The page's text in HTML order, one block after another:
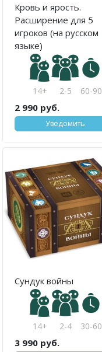
Кровь и ярость.
Расширение для 5
игроков (на русском
языке)
14+ 2-5 60-90
2 990 руб.
Уведомить
Сундук войны
14+ 2-4 30-60
3 990 руб.